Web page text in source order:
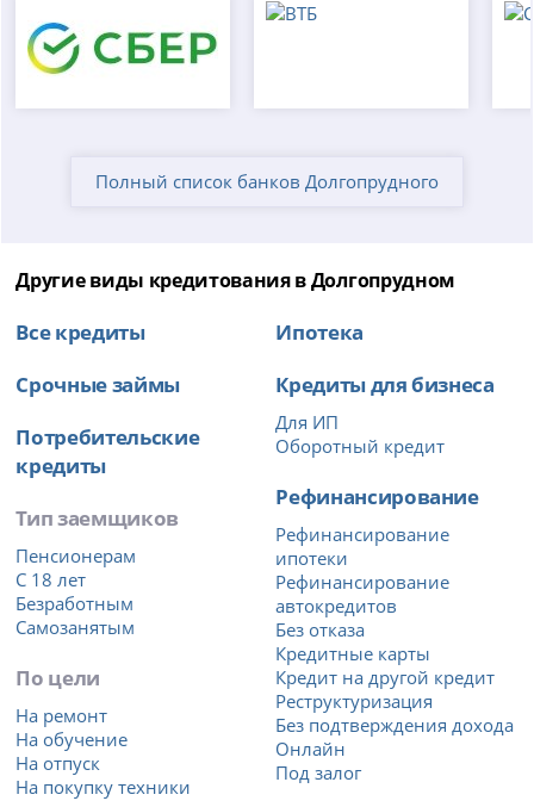
Полный список банков Долгопрудного
Другие виды кредитования в Долгопрудном
Все кредиты
Срочные займы
Потребительские
кредиты
Тип заемщиков
Пенсионерам
С 18 лет
Безработным
Самозанятым
По цели
На ремонт
На обучение
На отпуск
На покупку техники
Ипотека
Кредиты для бизнеса
Для ИП
Оборотный кредит
Рефинансирование
Рефинансирование
ипотеки
Рефинансирование
автокредитов
Без отказа
Кредитные карты
Кредит на другой кредит
Реструктуризация
Без подтверждения дохода
Онлайн
Под залог